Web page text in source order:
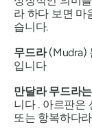
라 하다 보면 마
습니다.
무드라 (Mudra)
입니다
만달라 무드라는
니다 . 아르판은
또는 항복하다